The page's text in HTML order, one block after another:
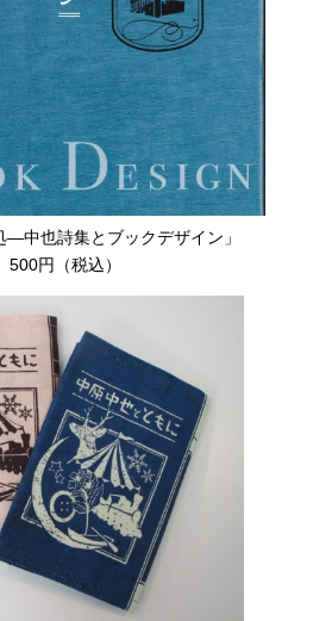
―中也詩集とブックデザイン」
500円（税込）